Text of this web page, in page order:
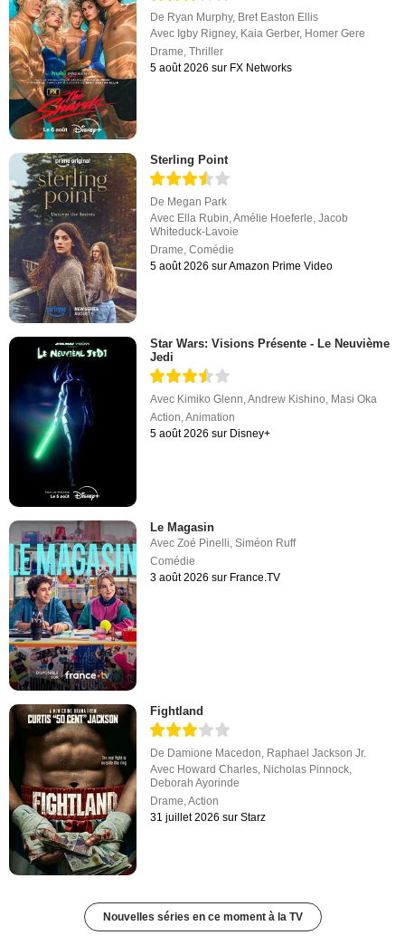
De Ryan Murphy, Bret Easton Ellis
Avec Igby Rigney, Kaia Gerber, Homer Gere
Drame,Thriller
5 août 2026 sur FX Networks
Sterling Point
De Megan Park
Avec Ella Rubin ,Amélie Hoeferle ,Jacob
Whiteduck-Lavoie
Drame ,Comédie
5 août 2026 sur Amazon Prime Video
Star Wars: Visions Présente - Le Neuvième
Jedi
Avec Kimiko Glenn,Andrew Kishino, Masi Oka
Action,Animation
5 août 2026 sur Disney+
Le Magasin
AvecZoé Pinelli,Siméon Ruff
Comédie
3 août 2026 sur France.TV
Fightland
De Damione Macedon, Raphael Jackson Jr.
Avec Howard Charles, Nicholas Pinnock,
Deborah Ayorinde
Drame,Action
31 juillet 2026 sur Starz
Nouvelles séries en ce moment à la TV